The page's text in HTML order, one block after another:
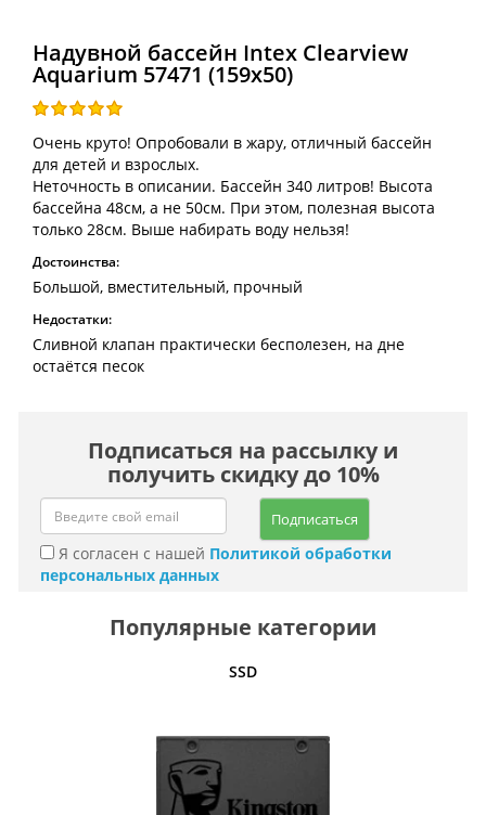
Надувной бассейн Intex Clearview
Aquarium 57471 (159x50)
Очень круто! Опробовали в жару, отличный бассейн
для детей и взрослых.
Неточность в описании. Бассейн 340 литров! Высота
бассейна 48см, а не 50см. При этом, полезная высота
только 28см. Выше набирать воду нельзя!
Достоинства:
Большой, вместительный, прочный
Недостатки:
Сливной клапан практически бесполезен, на дне
остаётся песок
Подписаться на рассылку и
получить скидку до 10%
Подписаться
Я согласен с нашей Политикой обработки
персональных данных
Популярные категории
SSD